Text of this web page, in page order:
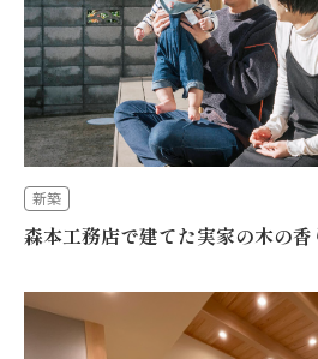
新築
森本工務店で建てた実家の木の